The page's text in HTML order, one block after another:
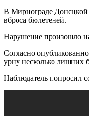
В Мирнограде Донецкой
вброса бюлетеней.
Нарушение произошло
Согласно
урну несколько лишних
Наблюдатель попросил